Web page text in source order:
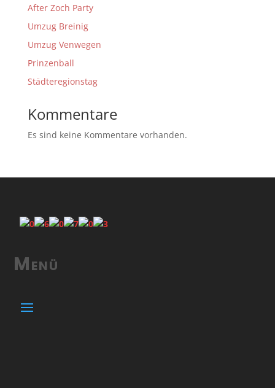
After Zoch Party
Umzug Breinig
Umzug Venwegen
Prinzenball
Städteregionstag
Kommentare
Es sind keine Kommentare vorhanden.
Menü